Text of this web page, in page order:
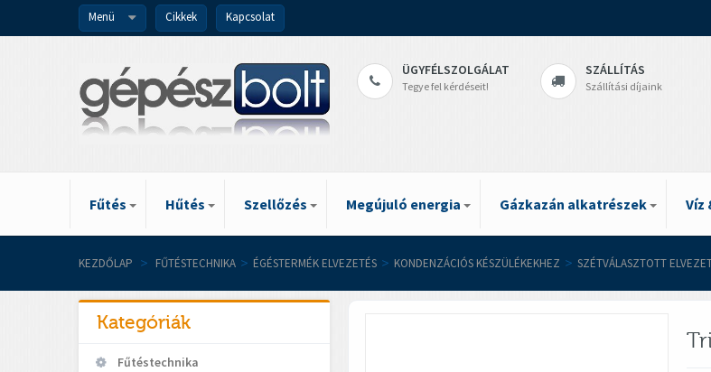
Menü Cikkek Kapcsolat
ÜGYFÉLSZOLGÁLAT
Tegye fel kérdéseit!
SZÁLLÍTÁS
Szállítási díjaink
Fűtés Hűtés Szellőzés Megújuló energia Gázkazán alkatrészek Víz
KEZDŐLAP > FŰTÉSTECHNIKA > ÉGÉSTERMÉK ELVEZETÉS > KONDENZÁCIÓS KÉSZÜLÉKEKHEZ > SZÉTVÁLASZTOTT
Kategóriák
Fűtéstechnika